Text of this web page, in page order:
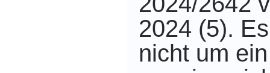
2024 (5).
nicht um